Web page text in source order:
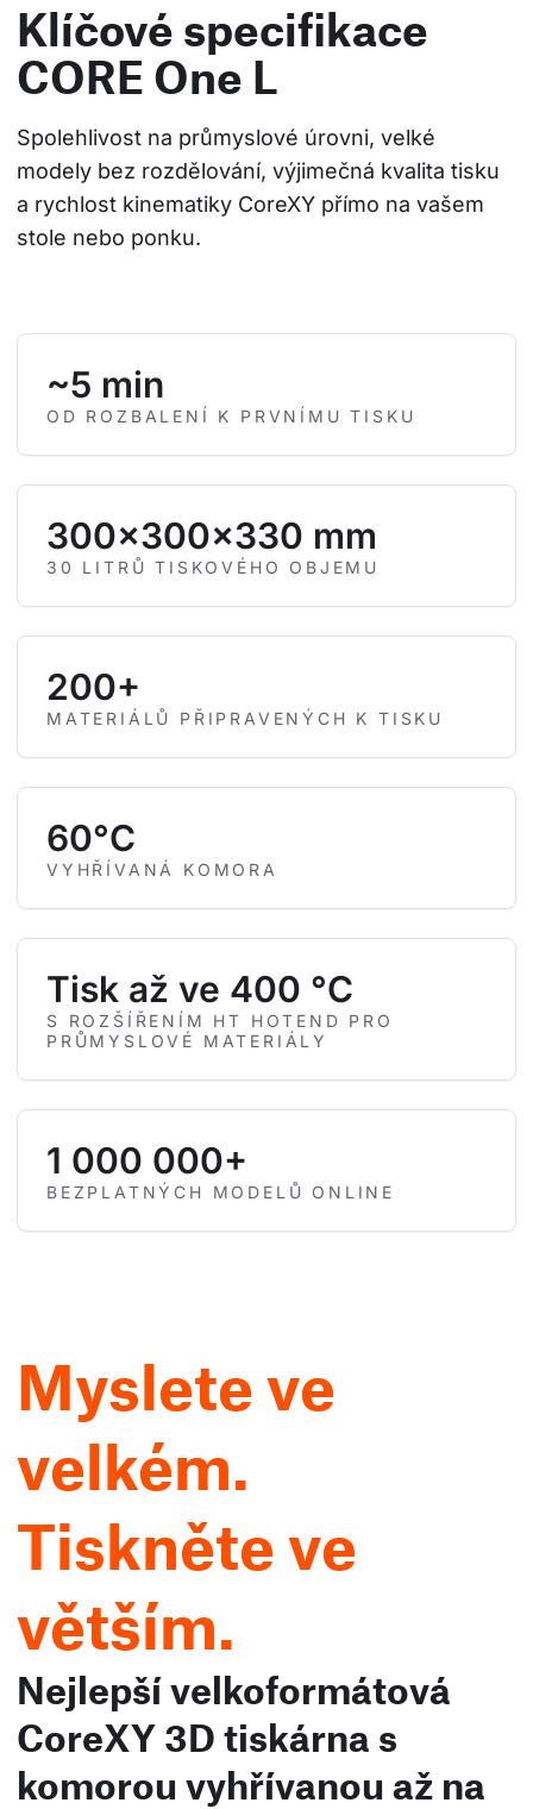
Klíčové specifikace
CORE One L
Spolehlivost na průmyslové úrovni, velké
modely bez rozdělování, výjimečná kvalita tisku
a rychlost kinematiky CoreXY přímo na vašem
stole nebo ponku.
~5 min
OD ROZBALENÍ K PRVNÍMU TISKU
300×300×330 mm
30 LITRŮ TISKOVÉHO OBJEMU
200+
MATERIÁLŮ PŘIPRAVENÝCH K TISKU
60°C
VYHŘÍVANÁ KOMORA
Tisk až ve 400 °C
S ROZŠÍŘENÍM HT HOTEND PRO
PRŮMYSLOVÉ MATERIÁLY
1 000 000+
BEZPLATNÝCH MODELŮ ONLINE
Myslete ve
velkém.
Tiskněte ve
větším.
Nejlepší velkoformátová
CoreXY 3D tiskárna s
komorou vyhřívanou až na